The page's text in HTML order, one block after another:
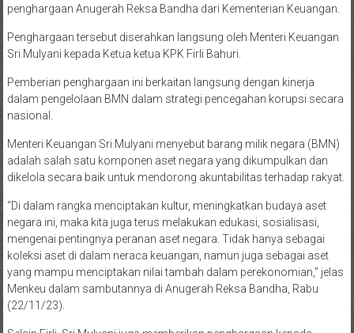
penghargaan Anugerah Reksa Bandha dari Kementerian Keuangan.
Penghargaan tersebut diserahkan langsung oleh Menteri Keuangan
Sri Mulyani kepada Ketua ketua KPK Firli Bahuri.
Pemberian penghargaan ini berkaitan langsung dengan kinerja
dalam pengelolaan BMN dalam strategi pencegahan korupsi secara
nasional.
Menteri Keuangan Sri Mulyani menyebut barang milik negara (BMN)
adalah salah satu komponen aset negara yang dikumpulkan dan
dikelola secara baik untuk mendorong akuntabilitas terhadap rakyat.
“Di dalam rangka menciptakan kultur, meningkatkan budaya aset
negara ini, maka kita juga terus melakukan edukasi, sosialisasi,
mengenai pentingnya peranan aset negara. Tidak hanya sebagai
koleksi aset di dalam neraca keuangan, namun juga sebagai aset
yang mampu menciptakan nilai tambah dalam perekonomian,” jelas
Menkeu dalam sambutannya di Anugerah Reksa Bandha, Rabu
(22/11/23).